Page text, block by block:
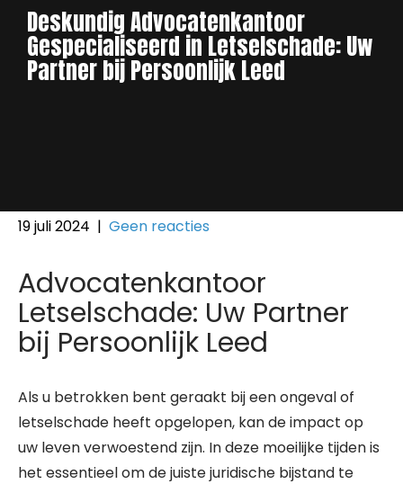
Deskundig Advocatenkantoor
Gespecialiseerd in Letselschade: Uw
Partner bij Persoonlijk Leed
19 juli 2024 | Geen reacties
Advocatenkantoor
Letselschade: Uw Partner
bij Persoonlijk Leed
Als u betrokken bent geraakt bij een ongeval of
letselschade heeft opgelopen, kan de impact op
uw leven verwoestend zijn. In deze moeilijke tijden is
het essentieel om de juiste juridische bijstand te